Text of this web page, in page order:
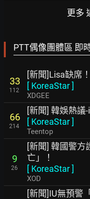
更多
PTT偶像團體區 即
33
112
[新聞]Lisa缺席
[ KoreaStar]
XDGEE
66
214
[新聞] 韓娛熱議
[ KoreaStar]
Teentop
9
26
[新聞] 韓國警方
亡」！
[ KoreaStar]
XOD
[新聞]IU無預警